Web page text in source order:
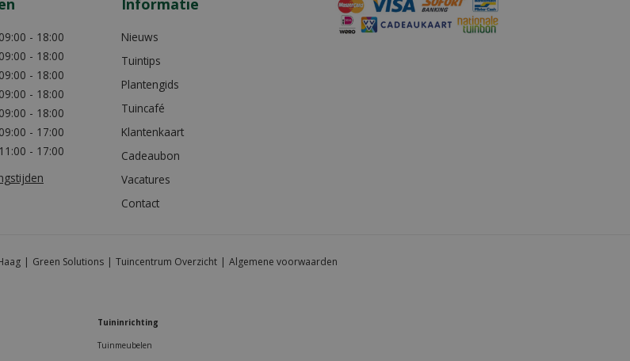
09:00 - 18:00
09:00 - 18:00
09:00 - 18:00
09:00 - 18:00
09:00 - 18:00
09:00 - 17:00
11:00 - 17:00
Nieuws
Tuintips
Plantengids
Tuincafé
Klantenkaart
Cadeaubon
Vacatures
Contact
Green Solutions Tuincentrum Overzicht Algemene voorwaarden
Tuininrichting
Tuinmeubelen